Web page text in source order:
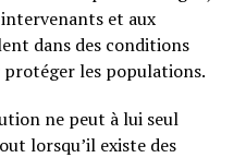
et aux
dans des conditions
les populations.
ne peut à lui seul
lorsqu’il existe des